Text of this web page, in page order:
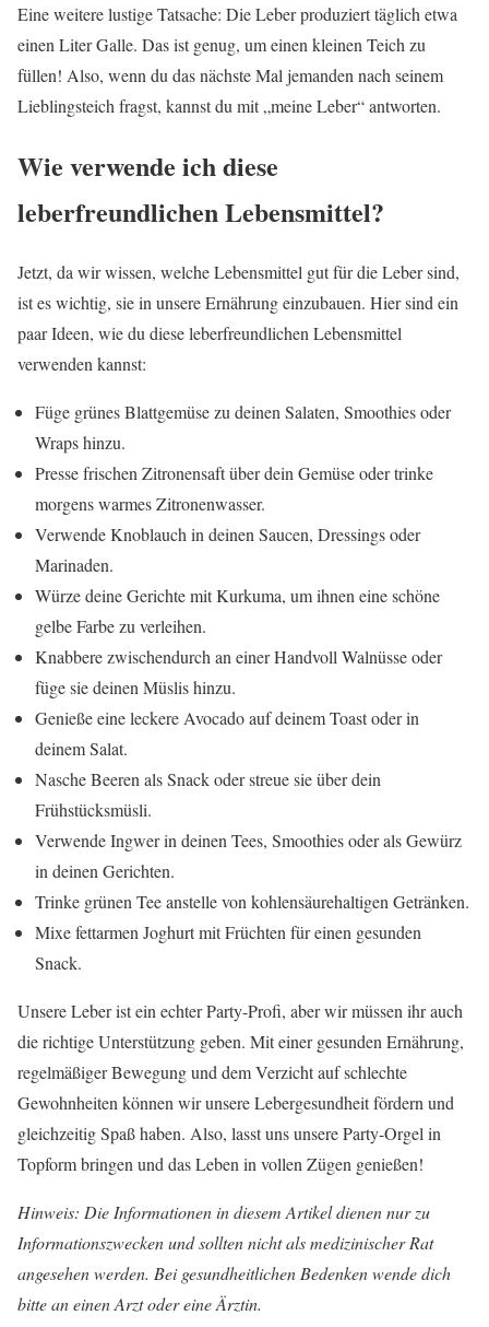
Eine weitere lustige Tatsache: Die Leber produziert täglich etwa
einen Liter Galle. Das ist genug, um einen kleinen Teich zu
füllen! Also, wenn du das nächste Mal jemanden nach seinem
Lieblingsteich fragst, kannst du mit „meine Leber“ antworten.
Wie verwende ich diese
leberfreundlichen Lebensmittel?
Jetzt, da wir wissen, welche Lebensmittel gut für die Leber sind,
ist es wichtig, sie in unsere Ernährung einzubauen. Hier sind ein
paar Ideen, wie du diese leberfreundlichen Lebensmittel
verwenden kannst:
Füge grünes Blattgemüse zu deinen Salaten, Smoothies oder
Wraps hinzu.
Presse frischen Zitronensaft über dein Gemüse oder trinke
morgens warmes Zitronenwasser.
Verwende Knoblauch in deinen Saucen, Dressings oder
Marinaden.
Würze deine Gerichte mit Kurkuma, um ihnen eine schöne
gelbe Farbe zu verleihen.
Knabbere zwischendurch an einer Handvoll Walnüsse oder
füge sie deinen Müslis hinzu.
Genieße eine leckere Avocado auf deinem Toast oder in
deinem Salat.
Nasche Beeren als Snack oder streue sie über dein
Frühstücksmüsli.
Verwende Ingwer in deinen Tees, Smoothies oder als Gewürz
in deinen Gerichten.
Trinke grünen Tee anstelle von kohlensäurehaltigen Getränken.
Mixe fettarmen Joghurt mit Früchten für einen gesunden
Snack.
Unsere Leber ist ein echter Party-Profi, aber wir müssen ihr auch
die richtige Unterstützung geben. Mit einer gesunden Ernährung,
regelmäßiger Bewegung und dem Verzicht auf schlechte
Gewohnheiten können wir unsere Lebergesundheit fördern und
gleichzeitig Spaß haben. Also, lasst uns unsere Party-Orgel in
Topform bringen und das Leben in vollen Zügen genießen!
Hinweis: Die Informationen in diesem Artikel dienen nur zu
Informationszwecken und sollten nicht als medizinischer Rat
angesehen werden. Bei gesundheitlichen Bedenken wende dich
bitte an einen Arzt oder eine Ärztin.